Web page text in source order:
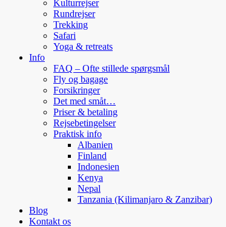
Kulturrejser
Rundrejser
Trekking
Safari
Yoga & retreats
Info
FAQ – Ofte stillede spørgsmål
Fly og bagage
Forsikringer
Det med småt…
Priser & betaling
Rejsebetingelser
Praktisk info
Albanien
Finland
Indonesien
Kenya
Nepal
Tanzania (Kilimanjaro & Zanzibar)
Blog
Kontakt os